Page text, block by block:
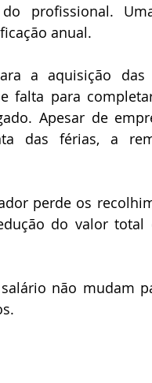
profissional.
anual.
a aquisição
falta para
Apesar de
das férias, a
perde os
do valor
não mudam